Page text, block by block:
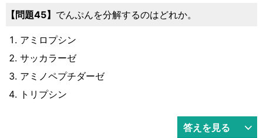
45 でんぷんを分解するのはどれか。
アミロプシン
サッカラーゼ
アミノペプチダーゼ
トリプシン
答えを見る